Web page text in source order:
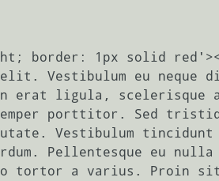
erat ligula, scelerisque
porttitor. Sed
Vestibulum tincidunt
Pellentesque eu nulla
tortor a varius. Proin sit